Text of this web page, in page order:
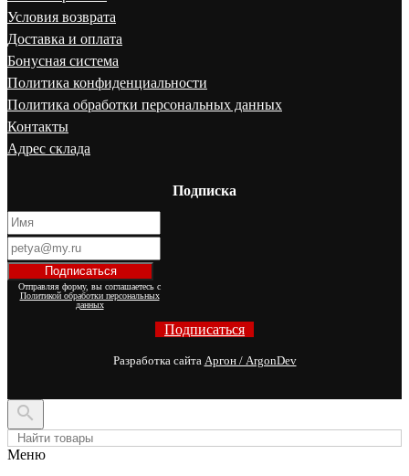
Условия возврата
Доставка и оплата
Бонусная система
Политика конфиденциальности
Политика обработки персональных данных
Контакты
Адрес склада
Подписка
Отправляя форму, вы соглашаетесь с
Политикой обработки персональных
данных
Подписаться
Разработка сайта Аргон / ArgonDev

Меню